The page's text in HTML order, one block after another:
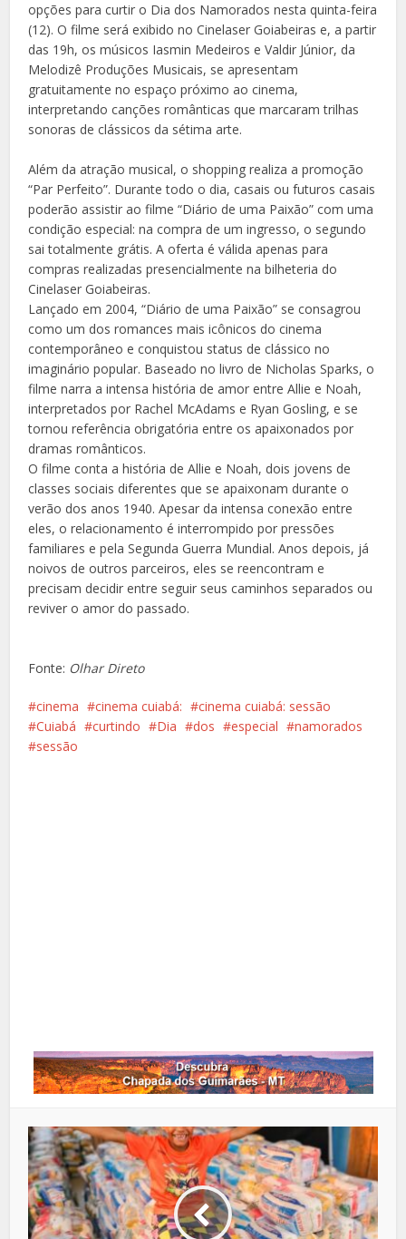
opções para curtir o Dia dos Namorados nesta quinta-feira
(12). O filme será exibido no Cinelaser Goiabeiras e, a partir
das 19h, os músicos Iasmin Medeiros e Valdir Júnior, da
Melodizê Produções Musicais, se apresentam
gratuitamente no espaço próximo ao cinema,
interpretando canções românticas que marcaram trilhas
sonoras de clássicos da sétima arte.
Além da atração musical, o shopping realiza a promoção
“Par Perfeito”. Durante todo o dia, casais ou futuros casais
poderão assistir ao filme “Diário de uma Paixão” com uma
condição especial: na compra de um ingresso, o segundo
sai totalmente grátis. A oferta é válida apenas para
compras realizadas presencialmente na bilheteria do
Cinelaser Goiabeiras.
Lançado em 2004, “Diário de uma Paixão” se consagrou
como um dos romances mais icônicos do cinema
contemporâneo e conquistou status de clássico no
imaginário popular. Baseado no livro de Nicholas Sparks, o
filme narra a intensa história de amor entre Allie e Noah,
interpretados por Rachel McAdams e Ryan Gosling, e se
tornou referência obrigatória entre os apaixonados por
dramas românticos.
O filme conta a história de Allie e Noah, dois jovens de
classes sociais diferentes que se apaixonam durante o
verão dos anos 1940. Apesar da intensa conexão entre
eles, o relacionamento é interrompido por pressões
familiares e pela Segunda Guerra Mundial. Anos depois, já
noivos de outros parceiros, eles se reencontram e
precisam decidir entre seguir seus caminhos separados ou
reviver o amor do passado.
Fonte: Olhar Direto
cinema cinema cuiabá:
cinema cuiabá: sessão
Cuiabá
curtindo Dia dos especial
namorados
sessão